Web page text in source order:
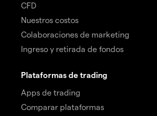
CFD
Nuestros costos
Colaboraciones de marketing
Ingreso y retirada de fondos
Plataformas de trading
Apps de trading
Comparar plataformas